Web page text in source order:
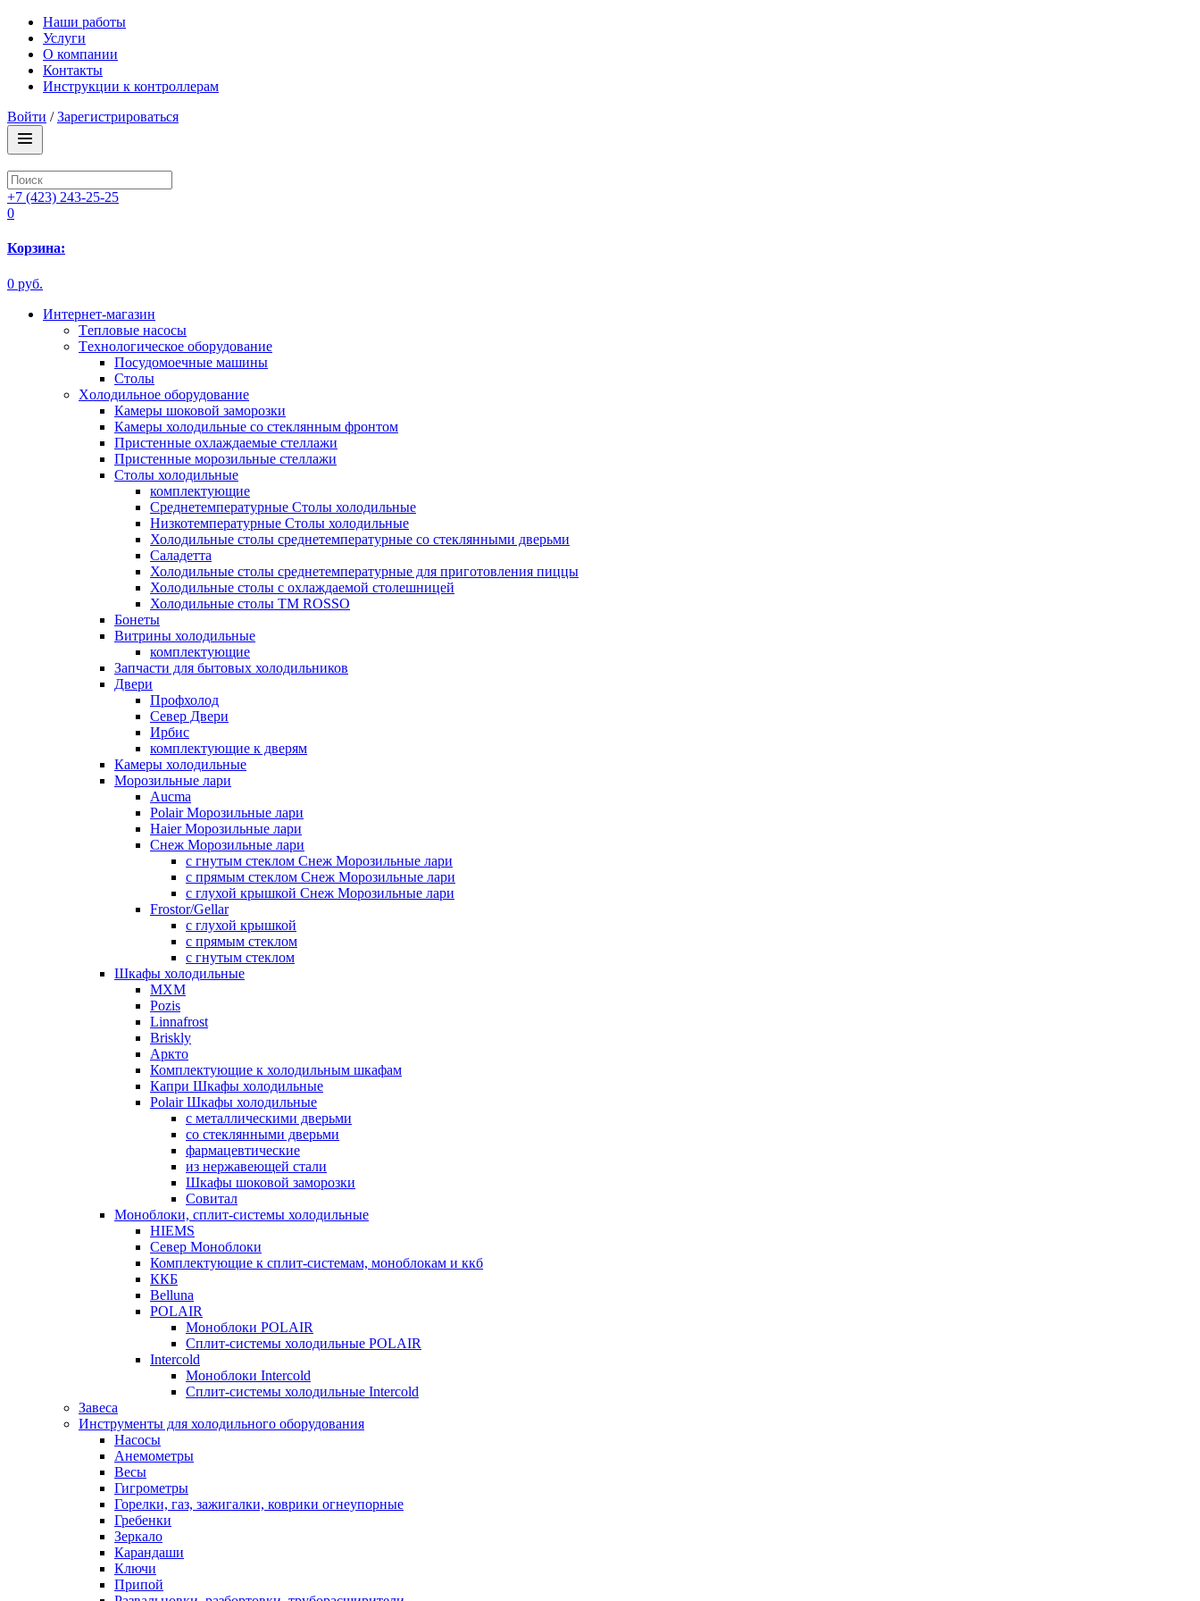
Наши работы
Услуги
О компании
Контакты
Инструкции к контроллерам
Войти /Зарегистрироваться
+7 (423) 243-25-25
0
Корзина:
0 руб.
Интернет-магазин
Tепловые насосы
Tехнологическое оборудование
Посудомоечные машины
Столы
Xолодильное оборудование
Камеры шоковой заморозки
Камеры холодильные со стеклянным фронтом
Пристенные охлаждаемые стеллажи
Пристенные морозильные стеллажи
Столы холодильные
комплектующие
Среднетемпературные Столы холодильные
Низкотемпературные Столы холодильные
Холодильные столы среднетемпературные со стеклянными дверьми
Саладетта
Холодильные столы среднетемпературные для приготовления пиццы
Холодильные столы с охлаждаемой столешницей
Холодильные столы ТМ ROSSO
Бонеты
Витрины холодильные
комплектующие
Запчасти для бытовых холодильников
Двери
Профхолод
Север Двери
Ирбис
комплектующие к дверям
Камеры холодильные
Морозильные лари
Aucma
Polair Морозильные лари
Haier Морозильные лари
Снеж Морозильные лари
с гнутым стеклом Снеж Морозильные лари
с прямым стеклом Снеж Морозильные лари
с глухой крышкой Снеж Морозильные лари
Frostor/Gellar
с глухой крышкой
с прямым стеклом
с гнутым стеклом
Шкафы холодильные
МХМ
Pozis
Linnafrost
Briskly
Аркто
Комплектующие к холодильным шкафам
Капри Шкафы холодильные
Polair Шкафы холодильные
с металлическими дверьми
со стеклянными дверьми
фармацевтические
из нержавеющей стали
Шкафы шоковой заморозки
Совитал
Моноблоки, сплит-системы холодильные
HIEMS
Север Моноблоки
Комплектующие к сплит-системам, моноблокам и ккб
ККБ
Belluna
POLAIR
Моноблоки POLAIR
Сплит-системы холодильные POLAIR
Intercold
Моноблоки Intercold
Сплит-системы холодильные Intercold
Завеса
Инструменты для холодильного оборудования
Насосы
Анемометры
Весы
Гигрометры
Горелки, газ, зажигалки, коврики огнеупорные
Гребенки
Зеркало
Карандаши
Ключи
Припой